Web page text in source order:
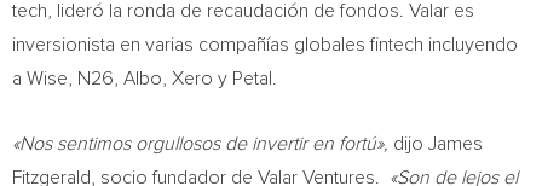
tech, lideró la ronda de recaudación de fondos. Valar es
inversionista en varias compañías globales fintech incluyendo
a Wise, N26, Albo, Xero y Petal.
«Nos sentimos orgullosos de invertir en fortú», dijo James
Fitzgerald
, socio fundador de Valar Ventures. «Son delejos el